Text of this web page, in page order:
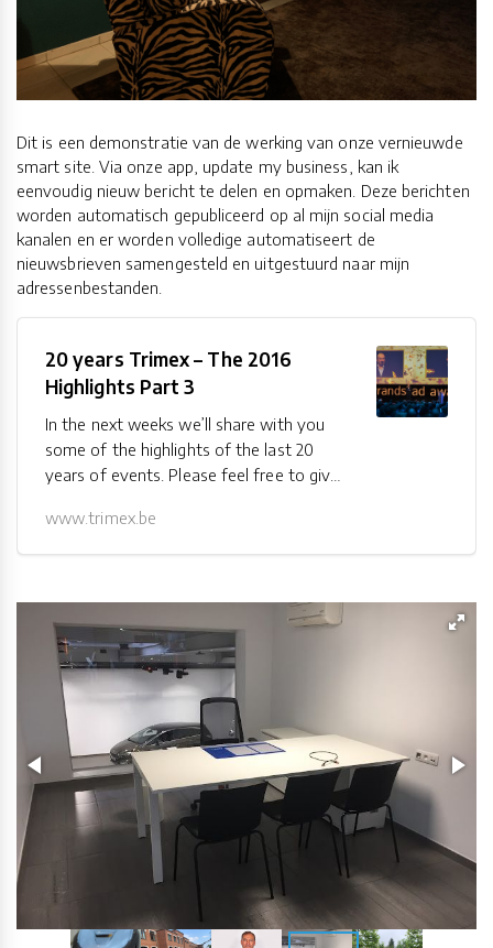
Dit is een demonstratie van de werking van onze vernieuwde
smart site. Via onze app, update my business, kan ik
eenvoudig nieuw bericht te delen en opmaken. Deze berichten
worden automatisch gepubliceerd op al mijn social media
kanalen en er worden volledige automatiseert de
nieuwsbrieven samengesteld en uitgestuurd naar mijn
adressenbestanden.
20 years Trimex – The 2016
Highlights Part 3
In the next weeks we’ll share with you
some of the highlights of the last 20
years of events. Please feel free to give
www.trimex.be